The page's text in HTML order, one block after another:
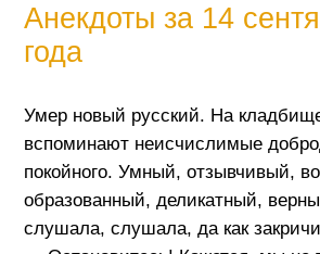
Анекдоты за 14
года
Умер новый русский. На
вспоминают неисчислимые
покойного. Умный, отзывчивый,
образованный, деликатный,
слушала, слушала, да как